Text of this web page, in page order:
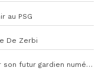
au PSG
De Zerbi
Restes, Atubolu, Bulka… L’OM galère pour son futur gardien numéro 1